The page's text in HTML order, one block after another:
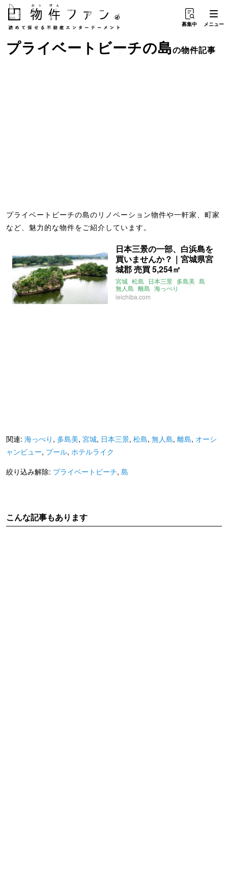
募集中 メニュー
プライベートビーチの島の物件記事
プライベートビーチの島のリノベーション物件や一軒家、町家
など、魅力的な物件をご紹介しています。
日本三景の一部、白浜島を
買いませんか？｜宮城県宮
城郡 売買 5,254㎡
宮城 松島 日本三景 多島美 島
無人島 離島 海っぺり
プライベートビーチ
ieichiba.com
関連: 海っぺり , 多島美, 宮城, 日本三景, 松島, 無人島, 離島, オーシ
ャンビュー, プール, ホテルライク
絞り込み解除: プライベートビーチ, 島
こんな記事もあります